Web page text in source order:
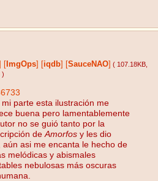
ImgOps iqdb SauceNAO ( 107.18KB
)
mi parte esta ilustración me
buena pero lamentablemente
no se guió tanto por la
de Amorfos y les dio
aún asi me encanta le hecho de
melódicas y abismales
nebulosas más oscuras